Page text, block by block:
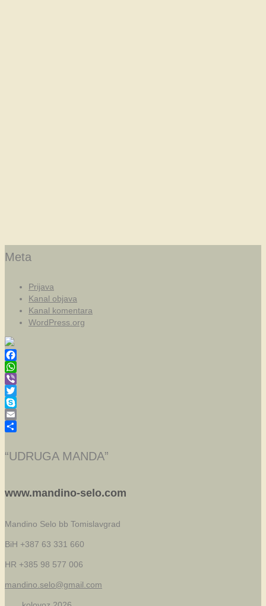
Meta
Prijava
Kanal objava
Kanal komentara
WordPress.org
Facebook
WhatsApp
Viber
Twitter
Skype
Email
“UDRUGA MANDA”
www.mandino-selo.com
Mandino Selo bb Tomislavgrad
BiH +387 63 331 660
HR +385 98 577 006
mandino.selo@gmail.com